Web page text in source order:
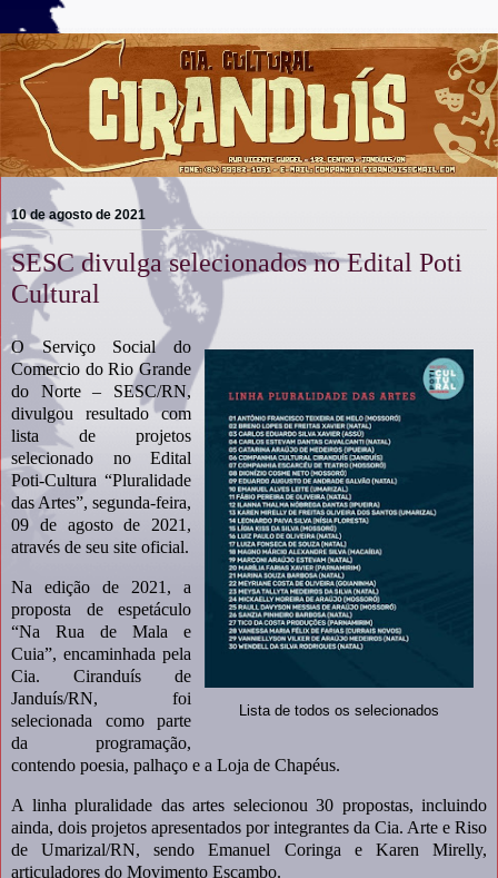
10 de agosto de 2021
SESC divulga selecionados no Edital Poti
Cultural
Lista de todos os selecionados
O Serviço Social do
Comercio do Rio Grande
do Norte – SESC/RN,
divulgou resultado com
lista de projetos
selecionado no Edital
Poti-Cultura “Pluralidade
das Artes”, segunda-feira,
09 de agosto de 2021,
através de seu site oficial.
Na edição de 2021, a
proposta de espetáculo
“Na Rua de Mala e
Cuia”, encaminhada pela
Cia. Ciranduís de
Janduís/RN, foi
selecionada como parte
da programação,
contendo poesia, palhaço e a Loja de Chapéus.
A linha pluralidade das artes selecionou 30 propostas, incluindo
ainda, dois projetos apresentados por integrantes da Cia. Arte e Riso
de Umarizal/RN, sendo Emanuel Coringa e Karen Mirelly,
articuladores do Movimento Escambo.